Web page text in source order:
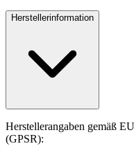
Herstellerinformation
Herstellerangaben gemäß
(GPSR):